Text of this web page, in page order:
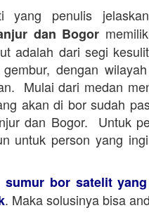
yang penulis
dan Bogor
adalah dari segi
dengan
Mulai dari medan
akan di bor sudah
dan Bogor. Untuk
untuk person yang
sumur bor satelit
. Maka solusinya bisa